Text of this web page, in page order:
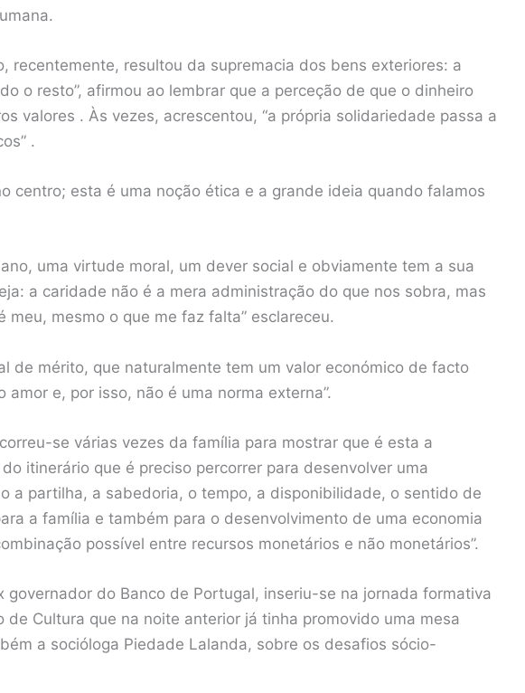
recentemente, resultou da supremacia dos bens exteriores: a
o resto”, afirmou ao lembrar que a perceção de que o dinheiro
valores . Às vezes, acrescentou, “a própria solidariedade passa a
.
centro; esta é uma noção ética e a grande ideia quando falamos
uma virtude moral, um dever social e obviamente tem a sua
a caridade não é a mera administração do que nos sobra, mas
meu, mesmo o que me faz falta” esclareceu.
de mérito, que naturalmente tem um valor económico de facto
e, por isso, não é uma norma externa”.
se várias vezes da família para mostrar que é esta a
itinerário que é preciso percorrer para desenvolver uma
a partilha, a sabedoria, o tempo, a disponibilidade, o sentido de
a família e também para o desenvolvimento de uma economia
possível entre recursos monetários e não monetários”.
governador do Banco de Portugal, inseriu-se na jornada formativa
de Cultura que na noite anterior já tinha promovido uma mesa
a socióloga Piedade Lalanda, sobre os desafios sócio-